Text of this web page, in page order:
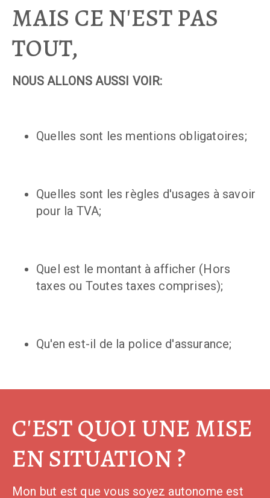
MAIS CE N'EST PAS
TOUT,
NOUS ALLONS AUSSI VOIR:
Quelles sont les mentions obligatoires;
Quelles sont les règles d'usages à savoir
pour la TVA;
Quel est le montant à afficher (Hors
taxes ou Toutes taxes comprises);
Qu'en est-il de la police d'assurance;
C'EST QUOI UNE MISE
EN SITUATION ?
Mon but est que vous soyez autonome est